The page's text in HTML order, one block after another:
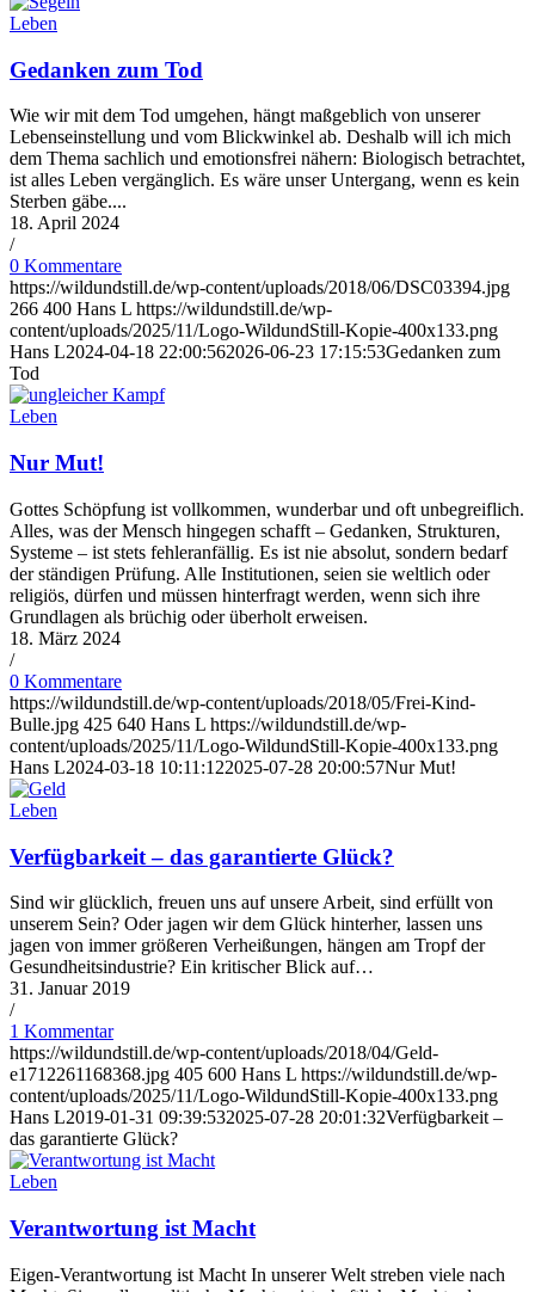
Leben
Gedanken zum Tod
Wie wir mit dem Tod umgehen, hängt maßgeblich von unserer
Lebenseinstellung und vom Blickwinkel ab. Deshalb will ich mich
dem Thema sachlich und emotionsfrei nähern: Biologisch betrachtet,
ist alles Leben vergänglich. Es wäre unser Untergang, wenn es kein
Sterben gäbe....
18. April 2024
/
0 Kommentare
https://wildundstill.de/wp-content/uploads/2018/06/DSC03394.jpg
266 400 Hans L https://wildundstill.de/wp-
content/uploads/2025/11/Logo-WildundStill-Kopie-400x133.png
Hans L2024-04-18 22:00:562026-06-23 17:15:53Gedanken zum
Tod
Leben
Nur Mut!
Gottes Schöpfung ist vollkommen, wunderbar und oft unbegreiflich.
Alles, was der Mensch hingegen schafft – Gedanken, Strukturen,
Systeme – ist stets fehleranfällig. Es ist nie absolut, sondern bedarf
der ständigen Prüfung. Alle Institutionen, seien sie weltlich oder
religiös, dürfen und müssen hinterfragt werden, wenn sich ihre
Grundlagen als brüchig oder überholt erweisen.
18. März 2024
/
0 Kommentare
https://wildundstill.de/wp-content/uploads/2018/05/Frei-Kind-
Bulle.jpg 425 640 Hans L https://wildundstill.de/wp-
content/uploads/2025/11/Logo-WildundStill-Kopie-400x133.png
Hans L2024-03-18 10:11:122025-07-28 20:00:57Nur Mut!
Leben
Verfügbarkeit – das garantierte Glück?
Sind wir glücklich, freuen uns auf unsere Arbeit, sind erfüllt von
unserem Sein? Oder jagen wir dem Glück hinterher, lassen uns
jagen von immer größeren Verheißungen, hängen am Tropf der
Gesundheitsindustrie? Ein kritischer Blick auf…
31. Januar 2019
/
1 Kommentar
https://wildundstill.de/wp-content/uploads/2018/04/Geld-
e1712261168368.jpg 405 600 Hans L https://wildundstill.de/wp-
content/uploads/2025/11/Logo-WildundStill-Kopie-400x133.png
Hans L2019-01-31 09:39:532025-07-28 20:01:32Verfügbarkeit –
das garantierte Glück?
Leben
Verantwortung ist Macht
Eigen-Verantwortung ist Macht In unserer Welt streben viele nach